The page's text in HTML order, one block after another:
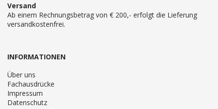
Versand
Ab einem Rechnungsbetrag von € 200,- erfolgt die Lieferung
versandkostenfrei.
INFORMATIONEN
Über uns
Fachausdrücke
Impressum
Datenschutz